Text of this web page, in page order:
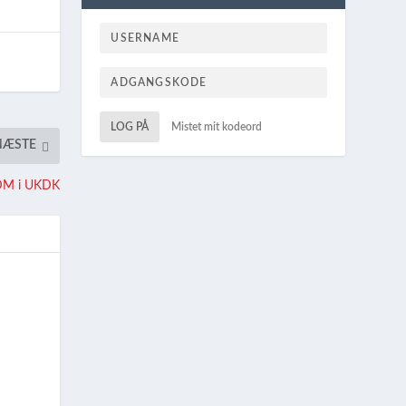
i UKDK
LOG PÅ Mistet mit kodeord